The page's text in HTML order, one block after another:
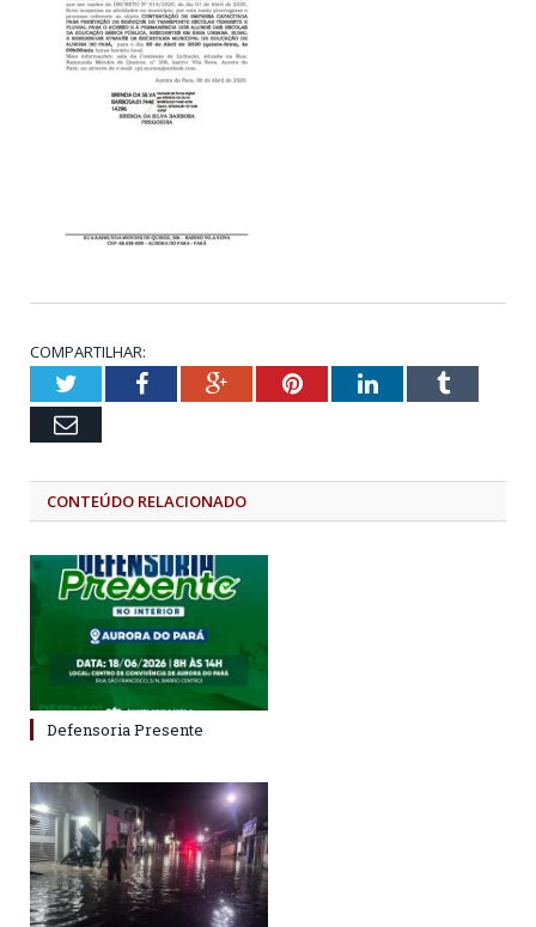
COMPARTILHAR:
TwitterFacebookGoogle+PinterestLinkedInTumblr
Email
CONTEÚDO RELACIONADO
Defensoria Presente